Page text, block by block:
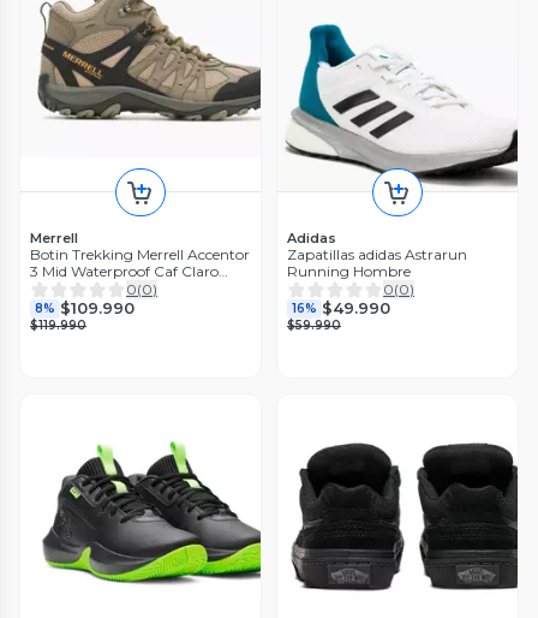
Merrell
Botin Trekking Merrell Accentor
3 Mid Waterproof Caf Claro
Hombre
0(0)
8% $109.990
$119.990
Adidas
Zapatillas adidas Astrarun
Running Hombre
0(0)
16% $49.990
$59.990